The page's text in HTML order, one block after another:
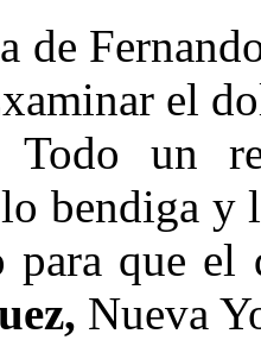
de
el
Todo un
bendiga y
para que
Nueva